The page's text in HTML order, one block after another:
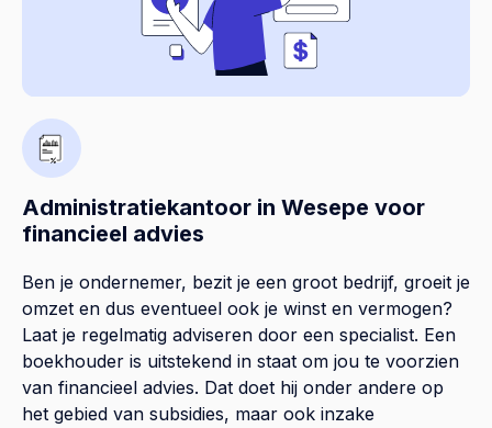
Administratiekantoor in Wesepe voor
financieel advies
Ben je ondernemer, bezit je een groot bedrijf, groeit je
omzet en dus eventueel ook je winst en vermogen?
Laat je regelmatig adviseren door een specialist. Een
boekhouder is uitstekend in staat om jou te voorzien
van financieel advies. Dat doet hij onder andere op
het gebied van subsidies, maar ook inzake